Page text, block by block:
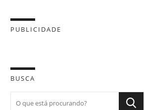
PUBLICIDADE
BUSCA